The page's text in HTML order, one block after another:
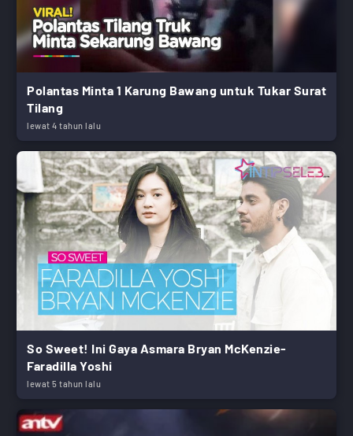
Polantas Minta 1 Karung Bawang untuk Tukar Surat
Tilang
lewat 4 tahun lalu
So Sweet! Ini Gaya Asmara Bryan McKenzie-
Faradilla Yoshi
lewat 5 tahun lalu